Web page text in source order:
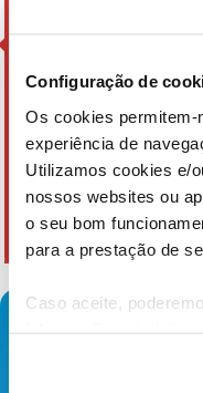
Configuração de
Os cookies permitem-
experiência de
Utilizamos cookies e/
nossos websites ou
o seu bom
para a prestação de
Caso aceite,
funcionalidades